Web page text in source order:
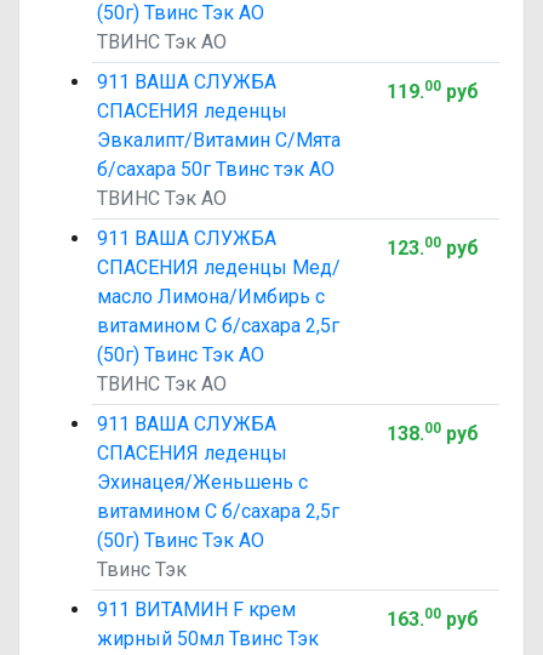
(50г) Твинс Тэк АО
ТВИНС Тэк АО
911 ВАША СЛУЖБА
СПАСЕНИЯ леденцы
Эвкалипт/Витамин С/Мята
б/сахара 50г Твинс тэк АО
ТВИНС Тэк АО
119.00руб
911 ВАША СЛУЖБА
СПАСЕНИЯ леденцы Мед/
масло Лимона/Имбирь с
витамином С б/сахара 2,5г
(50г) Твинс Тэк АО
ТВИНС Тэк АО
123.00руб
911 ВАША СЛУЖБА
СПАСЕНИЯ леденцы
Эхинацея/Женьшень с
витамином С б/сахара 2,5г
(50г) Твинс Тэк АО
Твинс Тэк
138.00руб
911 ВИТАМИН F крем
жирный 50мл Твинс Тэк
163.00руб